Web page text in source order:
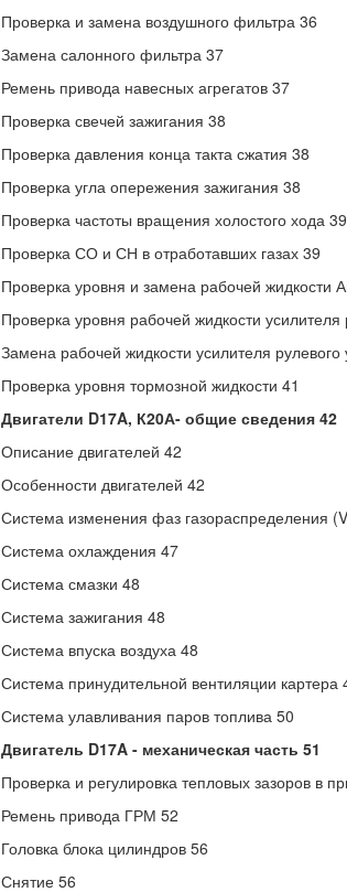
Проверка и замена воздушного фильтра 36
Замена салонного фильтра 37
Ремень привода навесных агрегатов 37
Проверка свечей зажигания 38
Проверка давления конца такта сжатия 38
Проверка угла опережения зажигания 38
Проверка частоты вращения холостого хода 39
Проверка СО и СН в отработавших газах 39
Проверка уровня и замена рабочей жидкости
Проверка уровня рабочей жидкости усилителя
Замена рабочей жидкости усилителя рулевого
Проверка уровня тормозной жидкости 41
Двигатели D17A, К20А- общие сведения 42
Описание двигателей 42
Особенности двигателей 42
Система изменения фаз газораспределения
Система охлаждения 47
Система смазки 48
Система зажигания 48
Система впуска воздуха 48
Система принудительной вентиляции картера
Система улавливания паров топлива 50
Двигатель D17A - механическая часть 51
Проверка и регулировка тепловых зазоров в
Ремень привода ГРМ 52
Головка блока цилиндров 56
Снятие 56